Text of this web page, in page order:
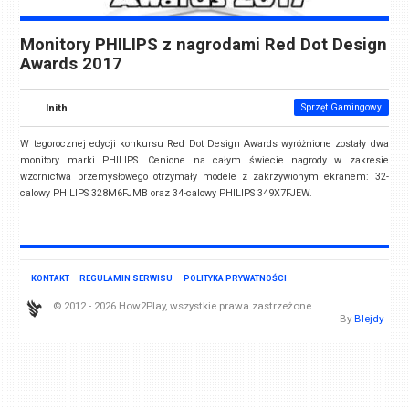
Monitory PHILIPS z nagrodami Red Dot Design
Awards 2017
Inith Sprzęt Gamingowy
W tegorocznej edycji konkursu Red Dot Design Awards wyróżnione zostały dwa
monitory marki PHILIPS. Cenione na całym świecie nagrody w zakresie
wzornictwa przemysłowego otrzymały modele z zakrzywionym ekranem: 32-
calowy PHILIPS 328M6FJMB oraz 34-calowy PHILIPS 349X7FJEW.
KONTAKT REGULAMIN SERWISU POLITYKA PRYWATNOŚCI
© 2012 - 2026 How2Play, wszystkie prawa zastrzeżone.
By Blejdy